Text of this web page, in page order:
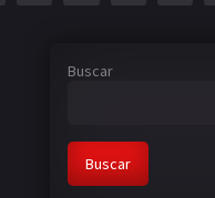
Buscar
Buscar